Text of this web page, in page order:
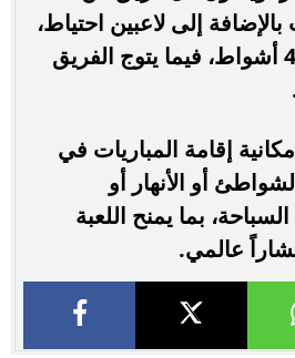
إلى لاعبين احتياط،
وتلعب المباراة من 4 أشواط، فيما يتوج الفريق
إقامة المباريات في
أو الأنهار أو
بما يمنح اللعبة
عالمي.